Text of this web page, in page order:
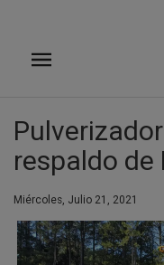
principal
respaldo de
Miércoles, Julio 21, 2021